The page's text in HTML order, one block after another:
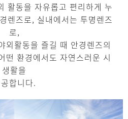
활동을 자유롭고 편리하게 누
렌즈로, 실내에서는 투명렌즈
로,
외활동을 즐길 때 안경렌즈의
떤 환경에서도 자연스러운 시
생활을
합니다.